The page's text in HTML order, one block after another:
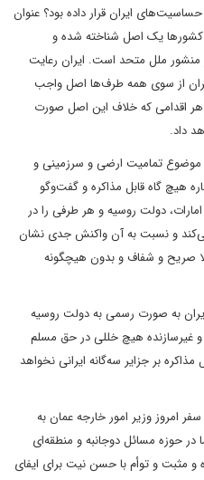
ایران قرار داده بود؟ عنوان
کشورها یک اصل شناخته شده و
منشور ملل متحد است. ایران رعایت
از سوی همه طرف‌ها اصل واجب
هر اقدامی که خلاف این اصل صورت
داد.
موضوع تمامیت ارضی و سرزمینی و
هیچ گاه قابل مذاکره و گفت‌وگو
دولت روسیه و هر طرفی را در
می‌کند و نسبت به آن واکنش جدی نشان
صریح و شفاف و بدون هیچگونه
به صورت رسمی به دولت روسیه
غیرسازنده هیچ خللی در حق مسلم
بر جزایر سه‌گانه ایرانی نخواهد
امروز وزیر امور خارجه عمان به
حوزه مسائل دوجانبه و منطقه‌ای
مثبت و توأم با حسن نیت برای ایفای